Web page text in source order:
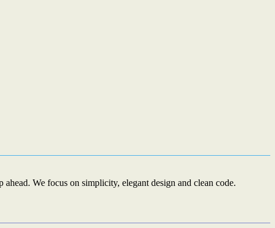
We focus on simplicity, elegant design and clean code.